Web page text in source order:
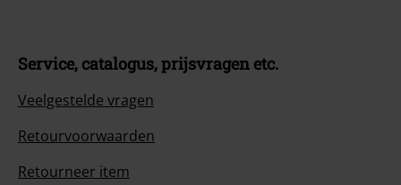
Service, catalogus, prijsvragen etc.
Veelgestelde vragen
Retourvoorwaarden
Retourneer item